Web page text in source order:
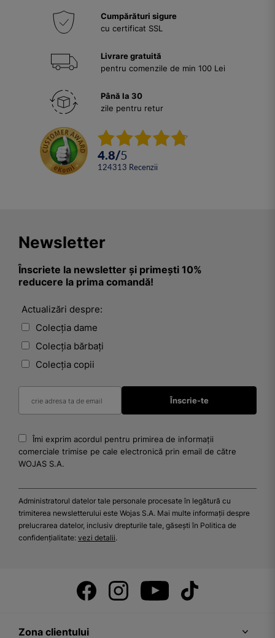
Cumpărături sigure
cu certificat SSL
Livrare gratuită
pentru comenzile de min 100 Lei
Până la 30
zile pentru retur
4.8/5
124313 Recenzii
Newsletter
Înscriete la newsletter și primești 10%
reducere la prima comandă!
Actualizări despre:
Colecția dame
Colecția bărbați
Colecția copii
Îmi exprim acordul pentru primirea de informații
comerciale trimise pe cale electronică prin email de către
WOJAS S.A.
Administratorul datelor tale personale procesate în legătură cu
trimiterea newsletterului este Wojas S.A. Mai multe informații despre
prelucrarea datelor, inclusiv drepturile tale, găsești în Politica de
confidențialitate: vezi detalii.
Zona clientului